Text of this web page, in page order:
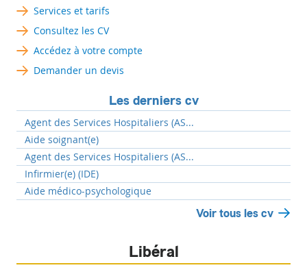
Services et tarifs
Consultez les CV
Accédez à votre compte
Demander un devis
Les derniers cv
Agent des Services Hospitaliers (AS...
Aide soignant(e)
Agent des Services Hospitaliers (AS...
Infirmier(e) (IDE)
Aide médico-psychologique
Voir tous les cv
Libéral